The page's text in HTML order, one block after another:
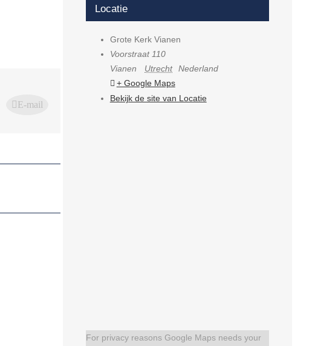
E-mail
Locatie
Grote Kerk Vianen
Voorstraat 110
Vianen
Utrecht
Nederland
+ Google Maps
Bekijk de site van Locatie
For privacy reasons Google Maps needs your